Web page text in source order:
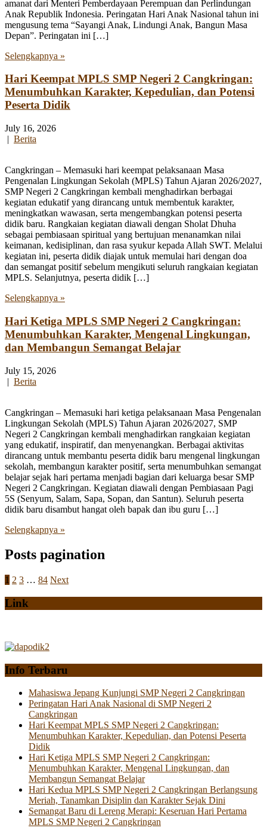
amanat dari Menteri Pemberdayaan Perempuan dan Perlindungan
Anak Republik Indonesia. Peringatan Hari Anak Nasional tahun ini
mengusung tema “Sayangi Anak, Lindungi Anak, Bangun Masa
Depan”. Peringatan ini […]
Selengkapnya »
Hari Keempat MPLS SMP Negeri 2 Cangkringan:
Menumbuhkan Karakter, Kepedulian, dan Potensi
Peserta Didik
July 16, 2026
| Berita
Cangkringan – Memasuki hari keempat pelaksanaan Masa
Pengenalan Lingkungan Sekolah (MPLS) Tahun Ajaran 2026/2027,
SMP Negeri 2 Cangkringan kembali menghadirkan berbagai
kegiatan edukatif yang dirancang untuk membentuk karakter,
meningkatkan wawasan, serta mengembangkan potensi peserta
didik baru. Rangkaian kegiatan diawali dengan Sholat Dhuha
sebagai pembiasaan spiritual yang bertujuan menanamkan nilai
keimanan, kedisiplinan, dan rasa syukur kepada Allah SWT. Melalui
kegiatan ini, peserta didik diajak untuk memulai hari dengan doa
dan semangat positif sebelum mengikuti seluruh rangkaian kegiatan
MPLS. Selanjutnya, peserta didik […]
Selengkapnya »
Hari Ketiga MPLS SMP Negeri 2 Cangkringan:
Menumbuhkan Karakter, Mengenal Lingkungan,
dan Membangun Semangat Belajar
July 15, 2026
| Berita
Cangkringan – Memasuki hari ketiga pelaksanaan Masa Pengenalan
Lingkungan Sekolah (MPLS) Tahun Ajaran 2026/2027, SMP
Negeri 2 Cangkringan kembali menghadirkan rangkaian kegiatan
yang edukatif, inspiratif, dan menyenangkan. Berbagai aktivitas
dirancang untuk membantu peserta didik baru mengenal lingkungan
sekolah, membangun karakter positif, serta menumbuhkan semangat
belajar sejak hari pertama menjadi bagian dari keluarga besar SMP
Negeri 2 Cangkringan. Kegiatan diawali dengan Pembiasaan Pagi
5S (Senyum, Salam, Sapa, Sopan, dan Santun). Seluruh peserta
didik baru disambut hangat oleh bapak dan ibu guru […]
Selengkapnya »
Posts pagination
1 2 3 … 84 Next
Link
Info Terbaru
Mahasiswa Jepang Kunjungi SMP Negeri 2 Cangkringan
Peringatan Hari Anak Nasional di SMP Negeri 2
Cangkringan
Hari Keempat MPLS SMP Negeri 2 Cangkringan:
Menumbuhkan Karakter, Kepedulian, dan Potensi Peserta
Didik
Hari Ketiga MPLS SMP Negeri 2 Cangkringan:
Menumbuhkan Karakter, Mengenal Lingkungan, dan
Membangun Semangat Belajar
Hari Kedua MPLS SMP Negeri 2 Cangkringan Berlangsung
Meriah, Tanamkan Disiplin dan Karakter Sejak Dini
Semangat Baru di Lereng Merapi: Keseruan Hari Pertama
MPLS SMP Negeri 2 Cangkringan